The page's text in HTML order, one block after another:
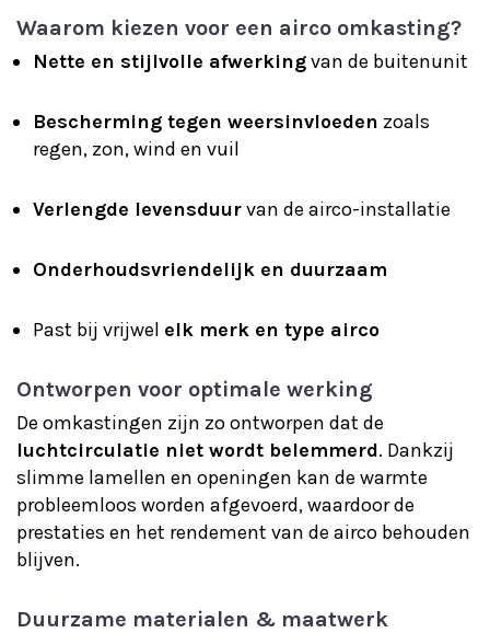
Waarom kiezen voor een airco omkasting?
Nette en stijlvolle afwerkingvan de buitenunit
Bescherming tegen weersinvloeden zoals
regen, zon, wind en vuil
Verlengde levensduurvan de airco-installatie
Onderhoudsvriendelijk en duurzaam
Past bij vrijwel elk merk en type airco
Ontworpen voor optimale werking
De omkastingen zijn zo ontworpen dat de
luchtcirculatie niet wordt belemmerd. Dankzij
slimme lamellen en openingen kan de warmte
probleemloos worden afgevoerd, waardoor de
prestaties en het rendement van de airco behouden
blijven.
Duurzame materialen & maatwerk